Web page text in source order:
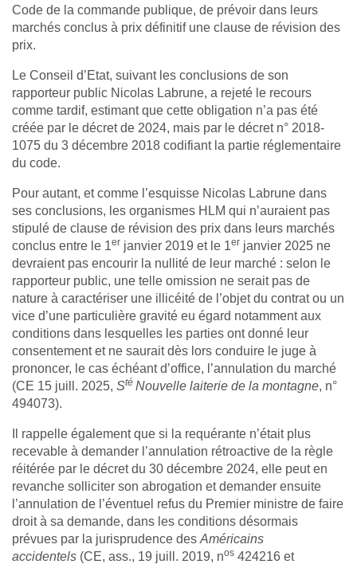
Code de la commande publique, de prévoir dans leurs
marchés conclus à prix définitif une clause de révision des
prix.
Le Conseil d’Etat, suivant les conclusions de son
rapporteur public Nicolas Labrune, a rejeté le recours
comme tardif, estimant que cette obligation n’a pas été
créée par le décret de 2024, mais par le décret n° 2018-
1075 du 3 décembre 2018 codifiant la partie réglementaire
du code.
Pour autant, et comme l’esquisse Nicolas Labrune dans
ses conclusions, les organismes HLM qui n’auraient pas
stipulé de clause de révision des prix dans leurs marchés
conclus entre le 1er janvier 2019 et le 1er janvier 2025 ne
devraient pas encourir la nullité de leur marché : selon le
rapporteur public, une telle omission ne serait pas de
nature à caractériser une illicéité de l’objet du contrat ou un
vice d’une particulière gravité eu égard notamment aux
conditions dans lesquelles les parties ont donné leur
consentement et ne saurait dès lors conduire le juge à
prononcer, le cas échéant d’office, l’annulation du marché
(CE 15 juill. 2025, Sté Nouvelle laiterie de la montagne, n°
494073).
Il rappelle également que si la requérante n’était plus
recevable à demander l’annulation rétroactive de la règle
réitérée par le décret du 30 décembre 2024, elle peut en
revanche solliciter son abrogation et demander ensuite
l’annulation de l’éventuel refus du Premier ministre de faire
droit à sa demande, dans les conditions désormais
prévues par la jurisprudence des Américains
accidentels (CE, ass., 19 juill. 2019, nos 424216 et